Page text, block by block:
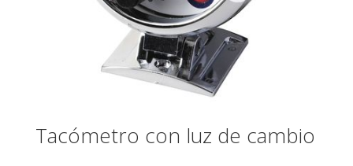
Tacómetro con luz de cambio